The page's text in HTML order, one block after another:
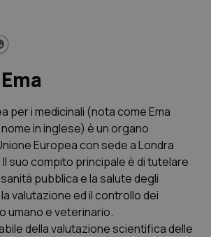
per i medicinali (nota come Ema
in inglese) è un organo
Europea con sede a Londra
suo compito principale è di tutelare
pubblica e la salute degli
valutazione ed il controllo dei
umano e veterinario.
della valutazione scientifica delle